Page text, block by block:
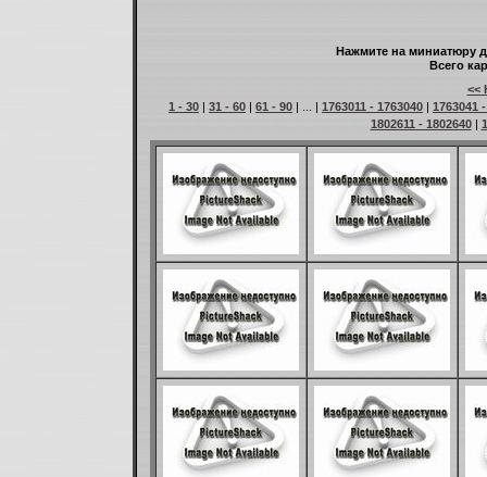
Нажмите на миниатюру
Всего
<<
1 - 30 | 31 - 60 | 61 - 90 | ... | 1763011 - 1763040 | 1763041
1802611 - 1802640|